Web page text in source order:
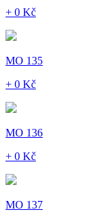
+ 0 Kč
MO 135
+ 0 Kč
MO 136
+ 0 Kč
MO 137